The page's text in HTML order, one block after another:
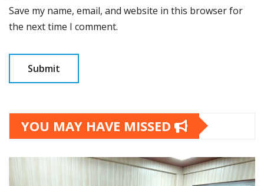
Save my name, email, and website in this browser for
the next time I comment.
YOU MAY HAVE MISSED